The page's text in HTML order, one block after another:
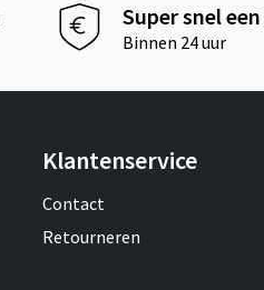
Super snel
Binnen 24 uur
Klantenservice
Contact
Retourneren